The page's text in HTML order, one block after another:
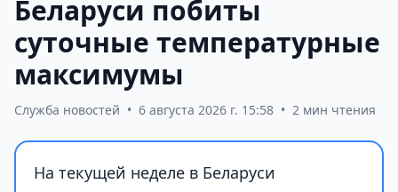
Беларуси побиты
суточные температурные
максимумы
Служба новостей • 6 августа 2026 г. 15:58 • 2 мин чтения
На текущей неделе в Беларуси